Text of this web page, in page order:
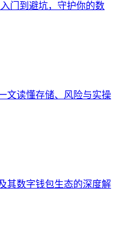
门到避坑，守护你的数
文读懂存储、风险与实操
其数字钱包生态的深度解